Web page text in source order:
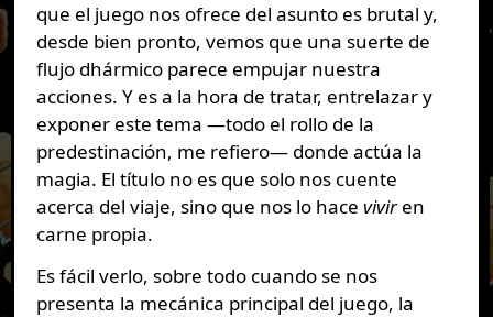
que el juego nos ofrece del asunto es brutal y,
desde bien pronto, vemos que una suerte de
flujo dhármico parece empujar nuestra
acciones. Y es a la hora de tratar, entrelazar y
exponer este tema —todo el rollo de la
predestinación, me refiero— donde actúa la
magia. El título no es que solo nos cuente
acerca del viaje, sino que nos lo hace viviren
carne propia.
Es fácil verlo, sobre todo cuando se nos
presenta la mecánica principal del juego, la